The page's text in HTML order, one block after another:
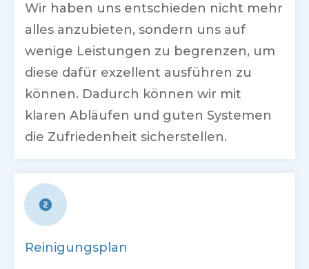
Wir haben uns entschieden nicht mehr
alles anzubieten, sondern uns auf
wenige Leistungen zu begrenzen, um
diese dafür exzellent ausführen zu
können. Dadurch können wir mit
klaren Abläufen und guten Systemen
die Zufriedenheit sicherstellen.
Reinigungsplan